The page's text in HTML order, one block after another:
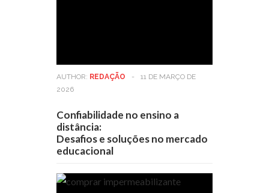
AUTHOR: REDAÇÃO -
11 DE MARÇO DE
2026
Confiabilidade no ensino a
distância:
Desafios e soluções no mercado
educacional